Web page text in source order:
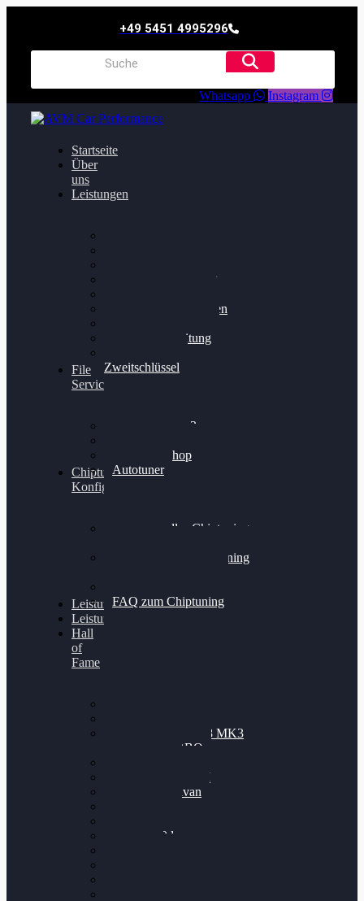
+49 5451 4995296
Whatsapp Instagram
Startseite
Über
uns
Leistungen
Getriebeoptimierung
Bremsscheiben planen
Felgenaufbereitung
Zweitschlüssel
File
Service
Alientech Kess3
Alientech Shop
Autotuner
Chiptuning
Konfigurator
Professionelles Chiptuning
Professionelles Chiptuning
FAQ zum Chiptuning
Leistungsmessung
Leistungsprüfstand
Hall
of
Fame
Nissan GT-R35 3.8 MK3
V6 TWINTURBO
VW Passat 2.0TDI
VW T6 Multivan
BMW 120d